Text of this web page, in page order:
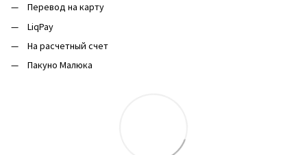
Перевод на карту
LiqPay
На расчетный счет
Пакуно Малюка